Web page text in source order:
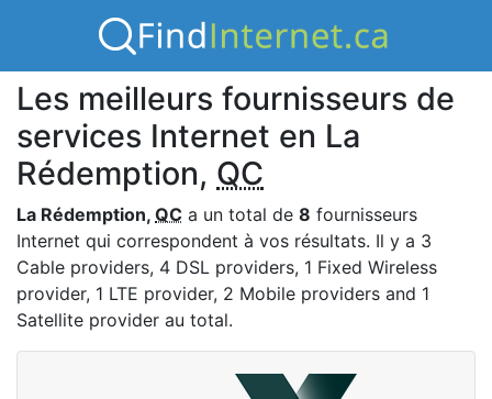
Les meilleurs fournisseurs de
services Internet en La
Rédemption, QC
La Rédemption, QC a un total de 8 fournisseurs
Internet qui correspondent à vos résultats. Il y a 3
Cable providers, 4 DSL providers, 1 Fixed Wireless
provider, 1 LTE provider, 2 Mobile providers and 1
Satellite provider au total.